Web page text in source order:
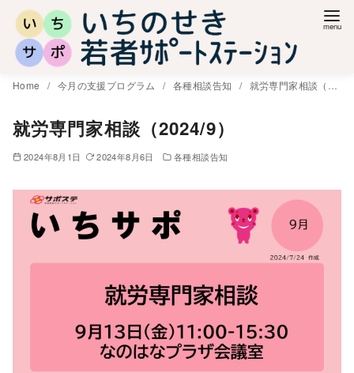
Home 今月の支援プログラム 各種相談告知 就労専門家相談（2024/9）
就労専門家相談（2024/9）
2024年8月1日 2024年8月6日 各種相談告知